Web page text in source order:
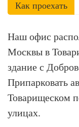
Как проехать
Наш офис
Москвы в
здание с
Припарковать
Товарищеском
улицах.